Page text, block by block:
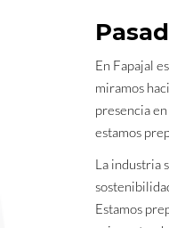
En Fapajal
miramos
presencia
estamos
La industria
Estamos